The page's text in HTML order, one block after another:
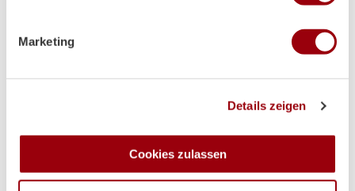
verarbeitet werden, und legen Sie Ihre Präferenzen im
Abschnitt Einzelheiten
personalisieren, Funktionen für soziale Medien anbieten
soziale Medien, Werbung und Analysen weiter. Unsere
Marketing
Details zeigen
Cookies zulassen
Mit Unterstützung durch